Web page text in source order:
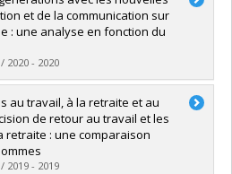
Papyrus
et de la communication sur
: une analyse en fonction du
- 2020
Chloé
Papyrus
au travail, à la retraite et au
de retour au travail et les
: une comparaison
- 2019